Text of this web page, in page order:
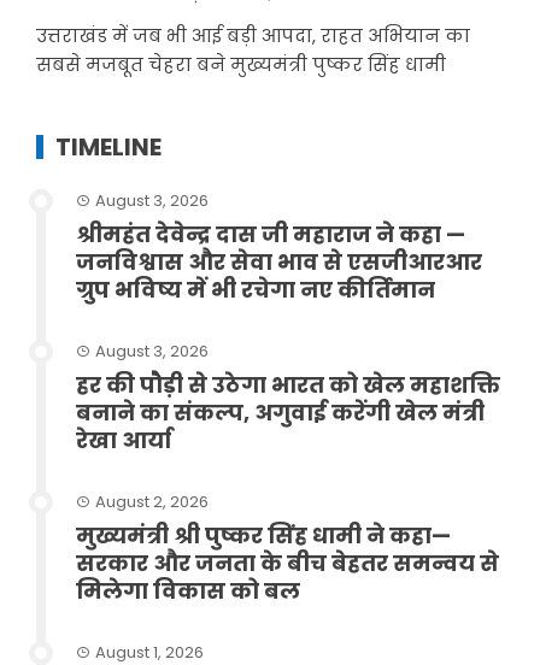
उत्तराखंड में जब भी आई बड़ी आपदा, राहत अभियान का
सबसे मजबूत चेहरा बने मुख्यमंत्री पुष्कर सिंह धामी
TIMELINE
August 3, 2026
श्रीमहंत देवेन्द्र दास जी महाराज ने कहा —
जनविश्वास और सेवा भाव से एसजीआरआर
ग्रुप भविष्य में भी रचेगा नए कीर्तिमान
August 3, 2026
हर की पौड़ी से उठेगा भारत को खेल महाशक्ति
बनाने का संकल्प, अगुवाई करेंगी खेल मंत्री
रेखा आर्या
August 2, 2026
मुख्यमंत्री श्री पुष्कर सिंह धामी ने कहा—
सरकार और जनता के बीच बेहतर समन्वय से
मिलेगा विकास को बल
August 1, 2026